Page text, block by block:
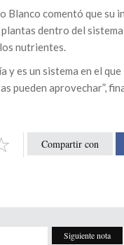
Blanco comentó que
dentro del
nutrientes.
es un sistema en el
pueden aprovechar”,
Compartir con
Siguiente nota